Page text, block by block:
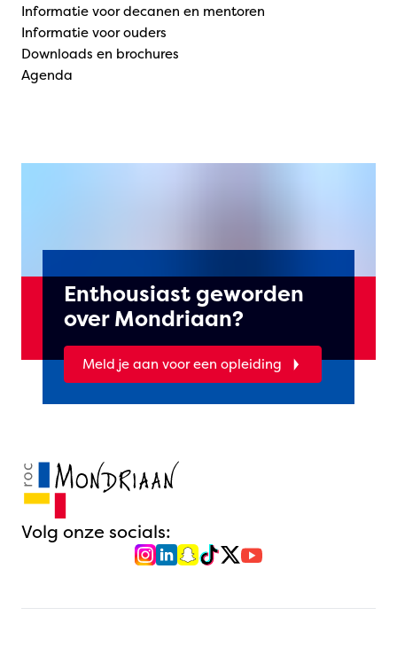
Informatie voor decanen en mentoren
Informatie voor ouders
Downloads en brochures
Agenda
Enthousiast geworden
over Mondriaan?
Meld je aan voor een opleiding
Volg onze socials: